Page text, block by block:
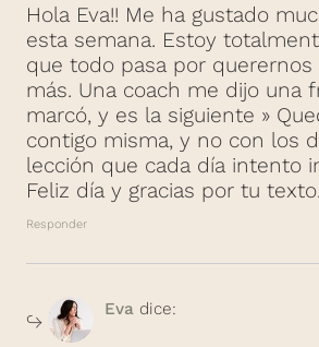
Hola Eva!! Me ha gustado
esta semana. Estoy
que todo pasa por
más. Una coach me dijo una
marcó, y es la siguiente »
contigo misma, y no con los
lección que cada día intento
Feliz día y gracias por tu
Responder
Eva dice: